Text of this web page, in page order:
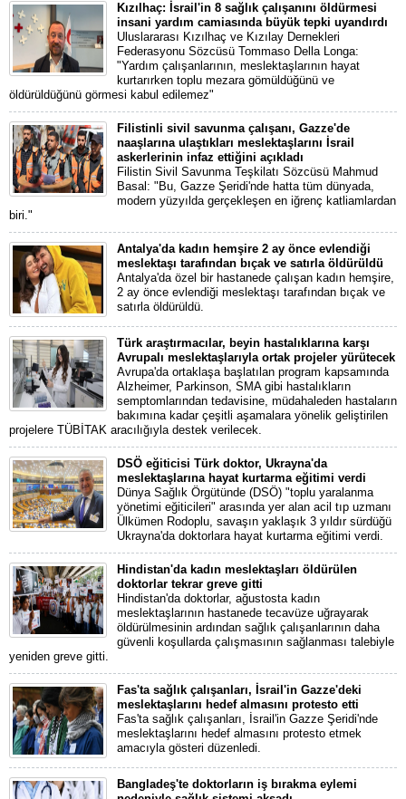
Kızılhaç: İsrail'in 8 sağlık çalışanını öldürmesi
insani yardım camiasında büyük tepki uyandırdı
Uluslararası Kızılhaç ve Kızılay Dernekleri
Federasyonu Sözcüsü Tommaso Della Longa:
"Yardım çalışanlarının, meslektaşlarının hayat
kurtarırken toplu mezara gömüldüğünü ve
öldürüldüğünü görmesi kabul edilemez"
Filistinli sivil savunma çalışanı, Gazze'de
naaşlarına ulaştıkları meslektaşlarını İsrail
askerlerinin infaz ettiğini açıkladı
Filistin Sivil Savunma Teşkilatı Sözcüsü Mahmud
Basal: "Bu, Gazze Şeridi'nde hatta tüm dünyada,
modern yüzyılda gerçekleşen en iğrenç katliamlardan
biri."
Antalya'da kadın hemşire 2 ay önce evlendiği
meslektaşı tarafından bıçak ve satırla öldürüldü
Antalya'da özel bir hastanede çalışan kadın hemşire,
2 ay önce evlendiği meslektaşı tarafından bıçak ve
satırla öldürüldü.
Türk araştırmacılar, beyin hastalıklarına karşı
Avrupalı meslektaşlarıyla ortak projeler yürütecek
Avrupa'da ortaklaşa başlatılan program kapsamında
Alzheimer, Parkinson, SMA gibi hastalıkların
semptomlarından tedavisine, müdahaleden hastaların
bakımına kadar çeşitli aşamalara yönelik geliştirilen
projelere TÜBİTAK aracılığıyla destek verilecek.
DSÖ eğiticisi Türk doktor, Ukrayna'da
meslektaşlarına hayat kurtarma eğitimi verdi
Dünya Sağlık Örgütünde (DSÖ) "toplu yaralanma
yönetimi eğiticileri" arasında yer alan acil tıp uzmanı
Ülkümen Rodoplu, savaşın yaklaşık 3 yıldır sürdüğü
Ukrayna'da doktorlara hayat kurtarma eğitimi verdi.
Hindistan'da kadın meslektaşları öldürülen
doktorlar tekrar greve gitti
Hindistan'da doktorlar, ağustosta kadın
meslektaşlarının hastanede tecavüze uğrayarak
öldürülmesinin ardından sağlık çalışanlarının daha
güvenli koşullarda çalışmasının sağlanması talebiyle
yeniden greve gitti.
Fas'ta sağlık çalışanları, İsrail'in Gazze'deki
meslektaşlarını hedef almasını protesto etti
Fas'ta sağlık çalışanları, İsrail'in Gazze Şeridi'nde
meslektaşlarını hedef almasını protesto etmek
amacıyla gösteri düzenledi.
Bangladeş'te doktorların iş bırakma eylemi